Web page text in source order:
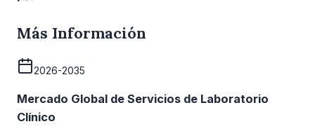
Más Información
2026-2035
Mercado Global de Servicios de Laboratorio
Clínico